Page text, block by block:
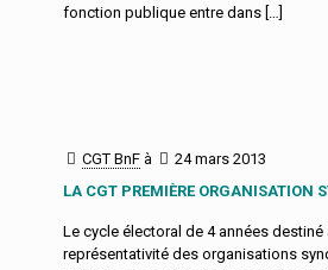
fonction publique entre dans […]
CGT BnF à
24 mars 2013
LA CGT PREMIÈRE ORGANISATION
Le cycle électoral de 4 années destiné
représentativité des organisations